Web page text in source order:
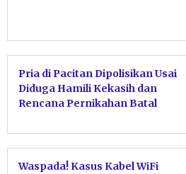
Pria di Pacitan Dipolisikan Usai
Diduga Hamili Kekasih dan
Rencana Pernikahan Batal
Waspada! Kasus Kabel WiFi